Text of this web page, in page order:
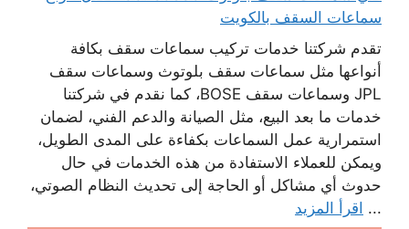
سماعات السقف بالكويت
تقدم شركتنا خدمات تركيب سماعات سقف بكافة
أنواعها مثل سماعات سقف بلوتوث وسماعات سقف
JPL وسماعات سقف BOSE، كما نقدم في شركتنا
خدمات ما بعد البيع، مثل الصيانة والدعم الفني، لضمان
استمرارية عمل السماعات بكفاءة على المدى الطويل،
ويمكن للعملاء الاستفادة من هذه الخدمات في حال
حدوث أي مشاكل أو الحاجة إلى تحديث النظام الصوتي،
... اقرأ المزيد